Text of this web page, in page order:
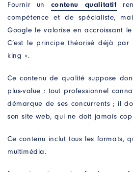
Fournir un contenu qualitatif
compétence et de spécialiste,
Google le valorise en accroissant
C’est le principe théorisé déjà par
king ».
Ce contenu de qualité suppose
plus-value : tout professionnel
démarque de ses concurrents ; il
son site web, qui ne doit jamais
Ce contenu inclut tous les formats,
multimédia.
*Champs obligatoires. Vos données
temps de répondre à votre demande.
moment exercer vos droits d’accès,
suppression, d’opposition ou de